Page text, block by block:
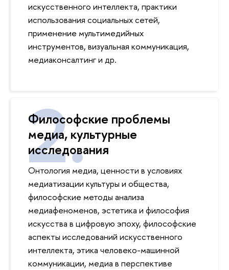
искусственного интеллекта, практики
использования социальных сетей,
применение мультимедийных
инструментов, визуальная коммуникация,
медиаконсалтинг и др.
Философские проблемы
медиа, культурные
исследования
Онтология медиа, ценности в условиях
медиатизации культуры и общества,
философские методы анализа
медиафеноменов, эстетика и философия
искусства в цифровую эпоху, философские
аспекты исследований искусственного
интеллекта, этика человеко-машинной
коммуникации, медиа в перспективе